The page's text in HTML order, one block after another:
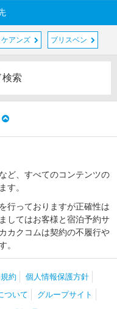
ケアンズ ブリスベン
検索
ど、すべてのコンテンツの
す。
行っておりますが正確性は
してはお客様と宿泊予約サ
カクコムは契約の不履行や
。
約
個人情報保護方針
ついて
グループサイト